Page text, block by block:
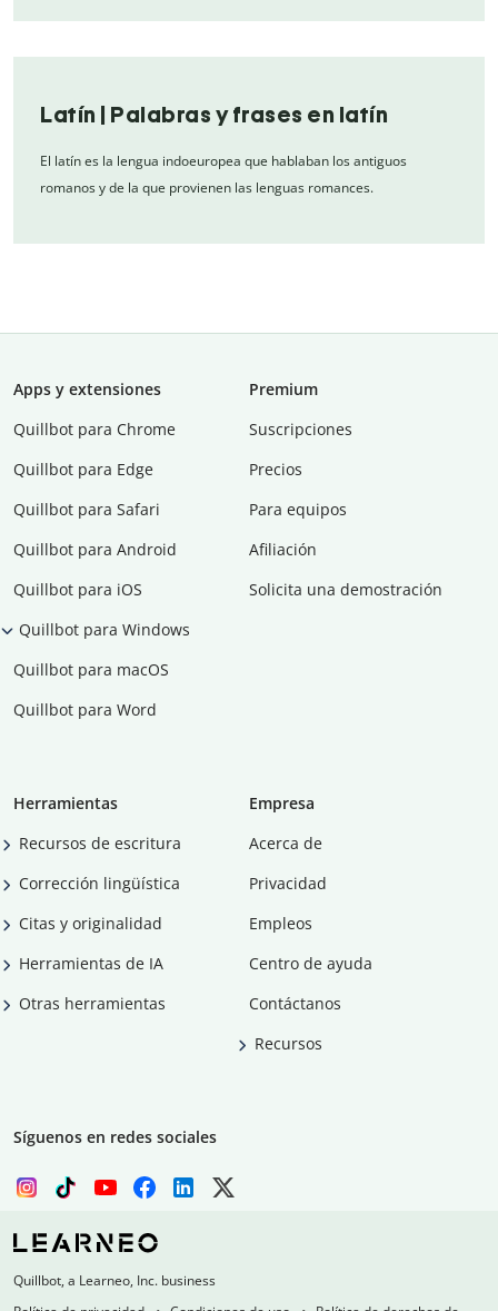
Latín | Palabras y frases en latín
El latín es la lengua indoeuropea que hablaban los antiguos
romanos y de la que provienen las lenguas romances.
Apps y extensiones
Quillbot para Chrome
Quillbot para Edge
Quillbot para Safari
Quillbot para Android
Quillbot para iOS
Quillbot para Windows
Quillbot para macOS
Quillbot para Word
Premium
Suscripciones
Precios
Para equipos
Afiliación
Solicita una demostración
Herramientas
Recursos de escritura
Corrección lingüística
Citas y originalidad
Herramientas de IA
Otras herramientas
Empresa
Acerca de
Privacidad
Empleos
Centro de ayuda
Contáctanos
Recursos
Síguenos en redes sociales
Quillbot, a Learneo, Inc. business